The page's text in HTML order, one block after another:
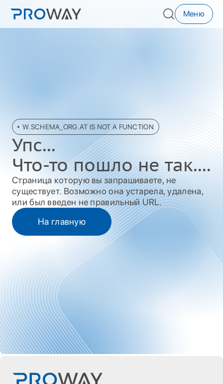
Меню
W.SCHEMA_ORG.AT IS NOT A FUNCTION
Упc...
Что-то пошло не так....
Страница которую вы запрашиваете, не
существует. Возможно она устарела, удалена,
или был введен не правильный URL.
На главную